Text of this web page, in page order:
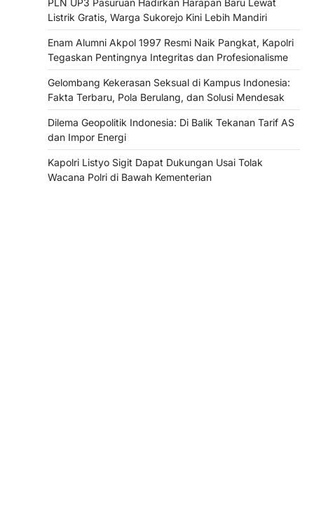
Listrik Gratis, Warga Sukorejo Kini Lebih Mandiri
Enam Alumni Akpol 1997 Resmi Naik Pangkat, Kapolri
Tegaskan Pentingnya Integritas dan Profesionalisme
Gelombang Kekerasan Seksual di Kampus Indonesia:
Fakta Terbaru, Pola Berulang, dan Solusi Mendesak
Dilema Geopolitik Indonesia: Di Balik Tekanan Tarif AS
dan Impor Energi
Kapolri Listyo Sigit Dapat Dukungan Usai Tolak
Wacana Polri di Bawah Kementerian